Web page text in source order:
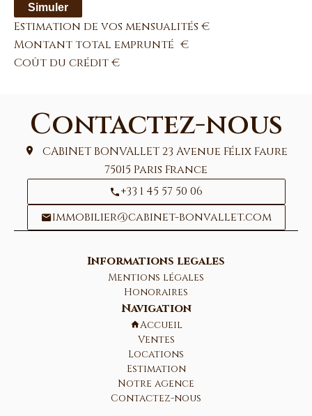
Simuler
Estimation de vos mensualités €
Montant total emprunté €
Coût du crédit€
Contactez-nous
CABINET BONVALLET23 Avenue Félix Faure
75015 Paris France
+33 1 45 57 50 06
immobilier@cabinet-bonvallet.com
Informations legales
Mentions légales
Honoraires
Navigation
Accueil
Ventes
Locations
Estimation
Notre agence
Contactez-nous